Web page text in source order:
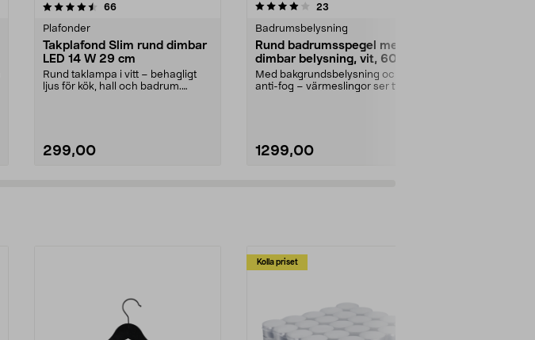
66recensioner
Plafonder
Takplafond Slim rund dimbar
LED 14 W 29 cm
Rund taklampa i vitt – behagligt
ljus för kök, hall och badrum.
299,00
4.0 av 5 stjärnor 23
Badrumsbelysning
Rund badrumsspegel med
dimbar belysning, vit, 60 cm
Med bakgrundsbelysning och
anti-fog – värmeslingor ser till att
1299,00
4.0 av 5 stjärnor
Kolla priset